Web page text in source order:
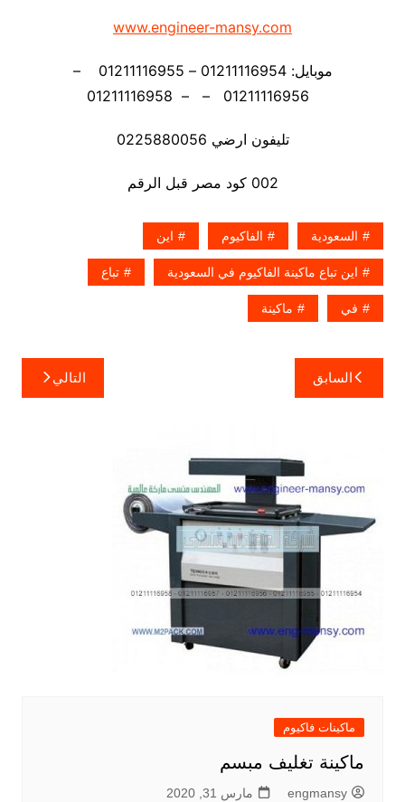
www.engineer-mansy.com
موبايل: 01211116954 – 01211116955 –
تليفون ارضي 0225880056
002 كود مصر قبل الرقم
السعودية الفاكيوم اين
اين تباع ماكينة الفاكيوم في السعودية تباع
في ماكينة
تصفّح
المقالات
السابق التالي
ماكينات فاكيوم
ماكينة تغليف مبسم
engmansy مارس 31, 2020